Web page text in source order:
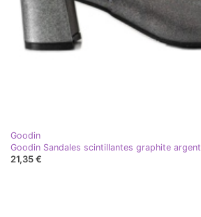
Goodin
Goodin Sandales scintillantes graphite argent
21,35 €